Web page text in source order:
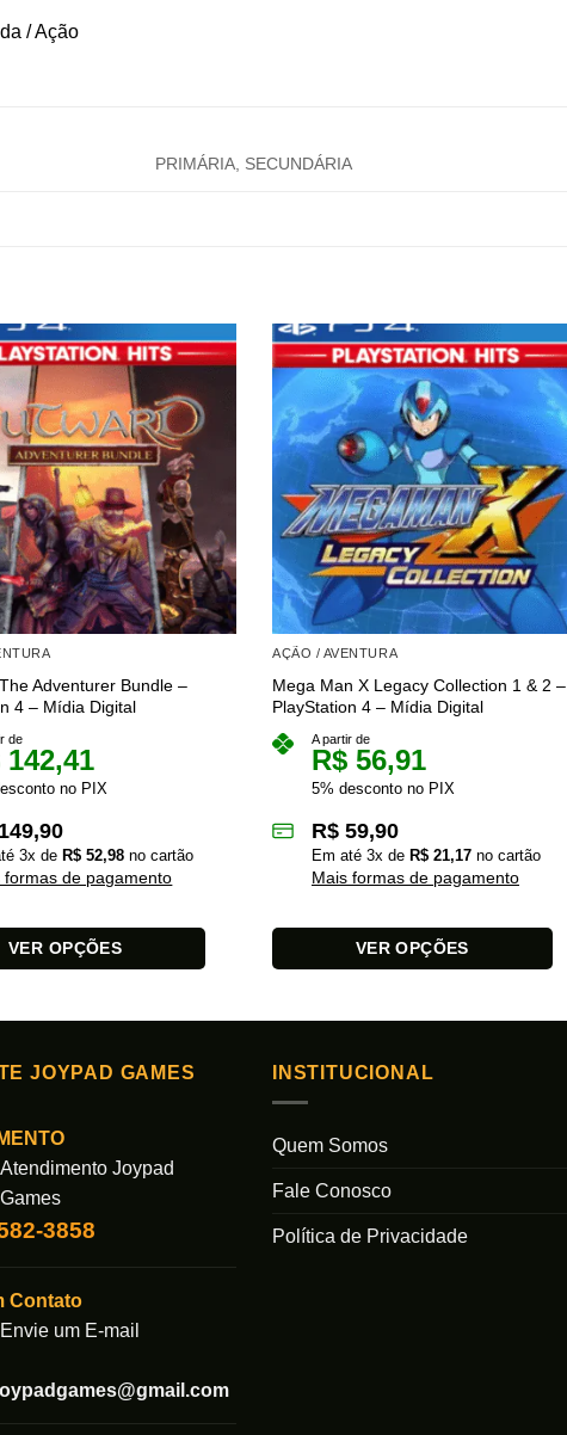
/ Ação
PRIMÁRIA, SECUNDÁRIA
Adventurer Bundle –
4 – Mídia Digital
de
142,41
no PIX
149,90
3x de R$ 52,98 no cartão
formas de pagamento
VER OPÇÕES
AÇÃO / AVENTURA
Mega Man X Legacy Collection 1 & 2 –
PlayStation 4 – Mídia Digital
A partir de
R$ 56,91
5% desconto no PIX
R$ 59,90
Em até 3x de R$ 21,17 no cartão
Mais formas de pagamento
VER OPÇÕES
várias
opções
ser
escolhidas
JOYPAD GAMES
Atendimento Joypad
Games
3858
Contato
Envie um E-mail
INSTITUCIONAL
Quem Somos
Fale Conosco
Política de Privacidade